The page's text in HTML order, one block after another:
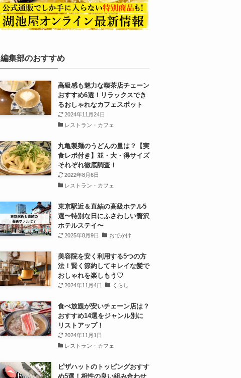
編集部のおすすめ
高級感も魅力な喫茶店チェーン
おすすめ6選！リラックスでき
るおしゃれなカフェスポット
2024年11月24日
レストラン・カフェ
丸亀製麺のうどんの量は？【実
食レポ付き】並・大・得サイズ
それぞれ徹底調査！
2022年8月6日
レストラン・カフェ
東京駅近＆直結の高級ホテル5
選〜特別な日にふさわしい贅沢
ホテルステイ〜
2025年8月9日 おでかけ
美容院を安く利用する5つの方
法！賢く節約してキレイな髪で
おしゃれを楽しもう♡
2024年11月4日 くらし
食べ放題が安いチェーン店は？
おすすめ14選をジャンル別に
リストアップ！
2024年11月1日
レストラン・カフェ
ピザハットのトッピングおすす
め5選！相性の良い組み合わせ